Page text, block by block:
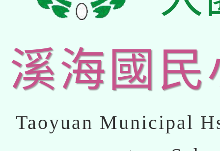
溪海國民
Taoyuan Municipal